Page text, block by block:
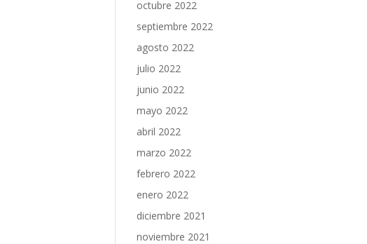
octubre 2022
septiembre 2022
agosto 2022
julio 2022
junio 2022
mayo 2022
abril 2022
marzo 2022
febrero 2022
enero 2022
diciembre 2021
noviembre 2021